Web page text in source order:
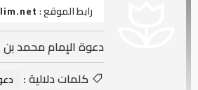
رابط الموقع :
دعوة الإمام محمد
كلمات دلالية :